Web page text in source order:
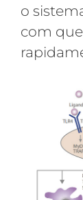
o
com